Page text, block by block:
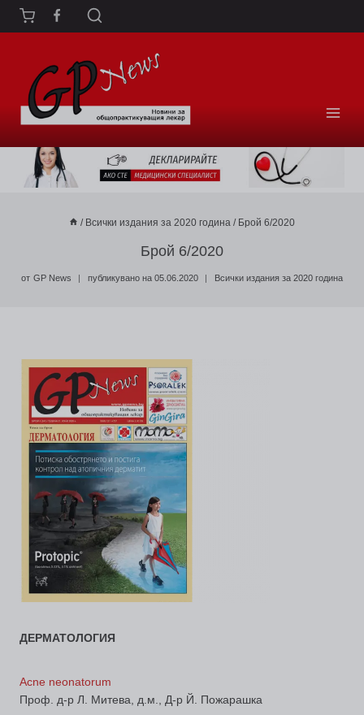
Към
съдържанието
/ Всички издания за 2020 година / Брой 6/2020
Брой 6/2020
от GP News публикувано на 05.06.2020 Всички издания за 2020 година
ДЕРМАТОЛОГИЯ
Аcne neonatorum
Проф. д-р Л. Митева, д.м., Д-р Й. Пожарашка